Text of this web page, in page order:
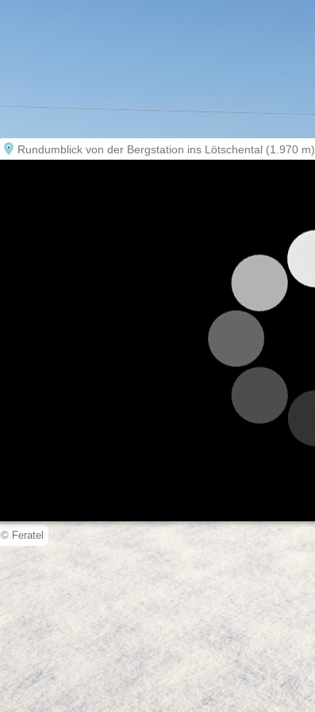
Rundumblick von der Bergstation ins Lötschental (1.970 m)
© Feratel